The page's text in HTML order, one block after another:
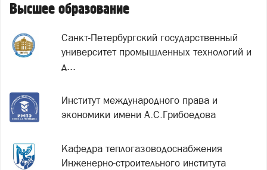
Высшее образование
Санкт-Петербургский государственный
университет промышленных технологий и
д...
Институт международного права и
экономики имени А.С.Грибоедова
Кафедра теплогазоводоснабжения
Инженерно-строительного института